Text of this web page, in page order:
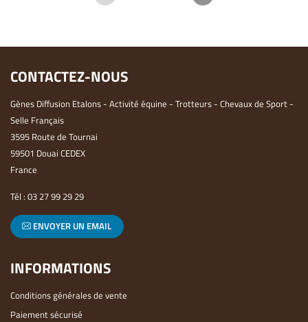
CONTACTEZ-NOUS
Gènes Diffusion Etalons - Activité équine - Trotteurs - Chevaux de Sport -
Selle Français
3595 Route de Tournai
59501 Douai CEDEX
France
Tél : 03 27 99 29 29
ENVOYER UN EMAIL
INFORMATIONS
Conditions générales de vente
Paiement sécurisé